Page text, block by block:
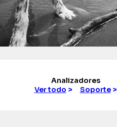
Analizadores
Ver todo > Soporte>